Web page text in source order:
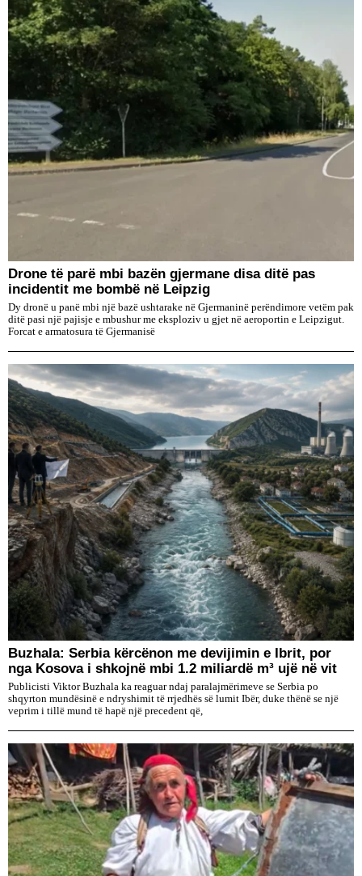
Drone të parë mbi bazën gjermane disa ditë pas
incidentit me bombë në Leipzig
Dy dronë u panë mbi një bazë ushtarake në Gjermaninë perëndimore vetëm pak
ditë pasi një pajisje e mbushur me eksploziv u gjet në aeroportin e Leipzigut.
Forcat e armatosura të Gjermanisë
Buzhala: Serbia kërcënon me devijimin e Ibrit, por
nga Kosova i shkojnë mbi 1.2 miliardë m³ ujë në vit
Publicisti Viktor Buzhala ka reaguar ndaj paralajmërimeve se Serbia po
shqyrton mundësinë e ndryshimit të rrjedhës së lumit Ibër, duke thënë se një
veprim i tillë mund të hapë një precedent që,